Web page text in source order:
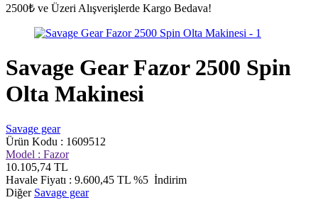
2500₺ ve Üzeri Alışverişlerde Kargo Bedava!
Savage Gear Fazor 2500 Spin
Olta Makinesi
Savage gear
Ürün Kodu : 1609512
Model : Fazor
10.105,74 TL
Havale Fiyatı : 9.600,45 TL %5 İndirim
Diğer Savage gear